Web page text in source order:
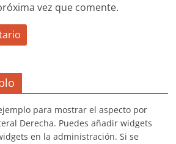
vez que comente.
para mostrar el aspecto por
Derecha. Puedes añadir widgets
en la administración. Si se